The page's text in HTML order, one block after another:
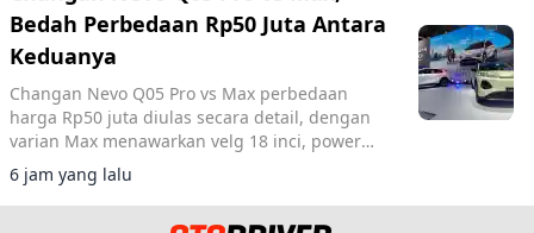
Bedah Perbedaan Rp50 Juta Antara
Keduanya
Changan Nevo Q05 Pro vs Max perbedaan
harga Rp50 juta diulas secara detail, dengan
varian Max menawarkan velg 18 inci, power
tailgate, dan panoramic roof sementara
performa motor listrik tetap sama.
6 jam yang lalu